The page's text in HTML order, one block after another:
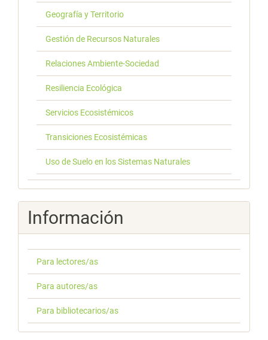
Geografía y Territorio
Gestión de Recursos Naturales
Relaciones Ambiente-Sociedad
Resiliencia Ecológica
Servicios Ecosistémicos
Transiciones Ecosistémicas
Uso de Suelo en los Sistemas Naturales
Información
Para lectores/as
Para autores/as
Para bibliotecarios/as